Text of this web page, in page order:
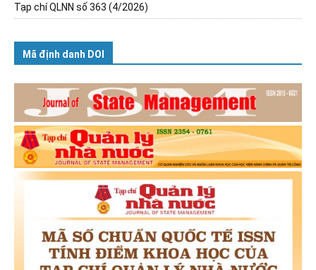
Tạp chí QLNN số 363 (4/2026)
Mã định danh DOI